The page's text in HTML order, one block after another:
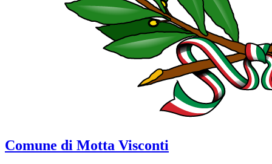
Comune di Motta Visconti